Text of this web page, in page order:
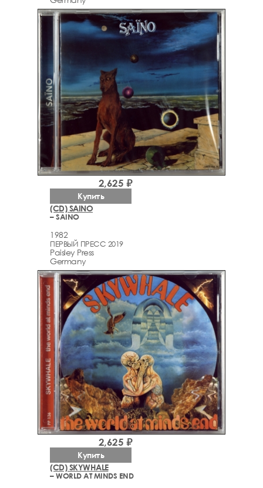
(CD) SAINO
– SAINO
1982
ПЕРВЫЙ ПРЕСС 2019
Paisley Press
Germany
2,625 ₽
Купить
(CD) SKYWHALE
– WORLD AT MINDS END
2,625 ₽
Купить